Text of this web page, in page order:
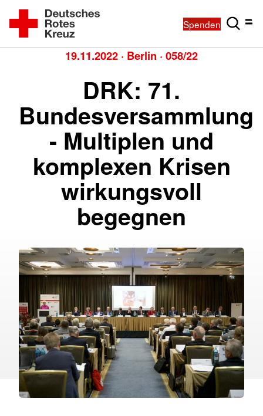
Spenden
19.11.2022 · Berlin · 058/22
DRK: 71.
Bundesversammlung
- Multiplen und
komplexen Krisen
wirkungsvoll
begegnen